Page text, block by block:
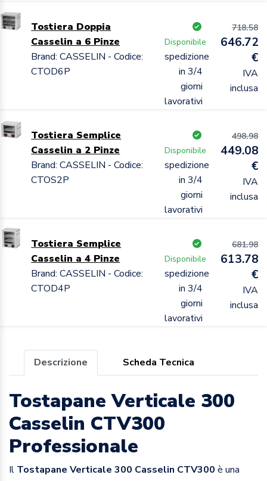
Tostiera Doppia
Casselin a 6 Pinze
Brand: CASSELIN - Codice:
CTOD6P
Disponibile
spedizione
in 3/4
giorni
lavorativi
718.58
646.72
€
IVA
inclusa
Tostiera Semplice
Casselin a 2 Pinze
Brand: CASSELIN - Codice:
CTOS2P
Disponibile
spedizione
in 3/4
giorni
lavorativi
498.98
449.08
€
IVA
inclusa
Tostiera Semplice
Casselin a 4 Pinze
Brand: CASSELIN - Codice:
CTOD4P
Disponibile
spedizione
in 3/4
giorni
lavorativi
681.98
613.78
€
IVA
inclusa
Descrizione Scheda Tecnica
Tostapane Verticale 300
Casselin CTV300
Professionale
Il Tostapane Verticale 300 Casselin CTV300 è una